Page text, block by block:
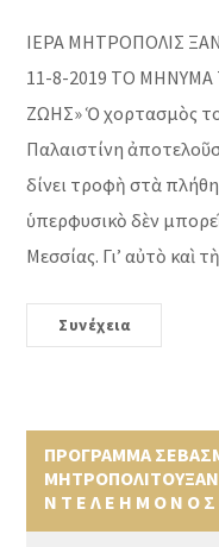
ΙΕΡΑ ΜΗΤΡΟΠΟΛΙΣ
11-8-2019 ΤΟ
ΖΩΗΣ» Ὁ χορτασμὸς
Παλαιστίνη
δίνει τροφὴ στὰ
ὑπερφυσικὸ δὲν
Μεσσίας. Γι’ αὐτὸ καὶ
Συνέχεια
ΠΡΟΓΡΑΜΜΑ
Ν Τ Ε Λ Ε Η Μ Ο Ν Ο Σ